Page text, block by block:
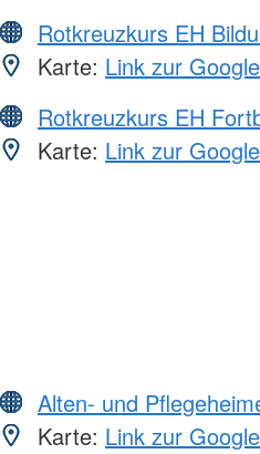
Rotkreuzkurs EH
Karte: Link zur
Rotkreuzkurs EH
Karte: Link zur
Alten- und
Karte: Link zur